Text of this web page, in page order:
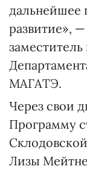
дальнейшее
развитие»,
МАГАТЭ.
Через свои
Программу
Лизы